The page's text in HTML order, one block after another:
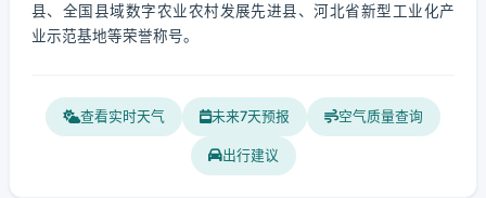
县、全国县域数字农业农村发展先进县、河北省新型工业化产
业示范基地等荣誉称号。
查看实时天气 未来7天预报 空气质量查询
出行建议